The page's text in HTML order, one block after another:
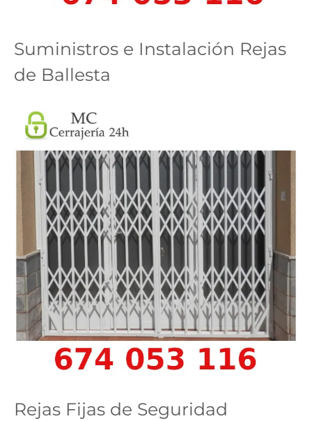
Suministros e Instalación Rejas
de Ballesta
Rejas Fijas de Seguridad